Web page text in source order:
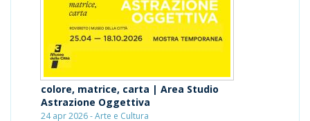
colore, matrice, carta | Area Studio
Astrazione Oggettiva
24 apr 2026 - Arte e Cultura